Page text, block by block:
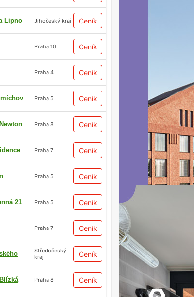
Lipno Jihočeský kraj Ceník
Praha 10 Ceník
Praha 4 Ceník
Praha 5 Ceník
Praha 8 Ceník
Praha 7 Ceník
Praha 5 Ceník
21 Praha 5 Ceník
Praha 7 Ceník
Středočeský
kraj
Ceník
Praha 8 Ceník